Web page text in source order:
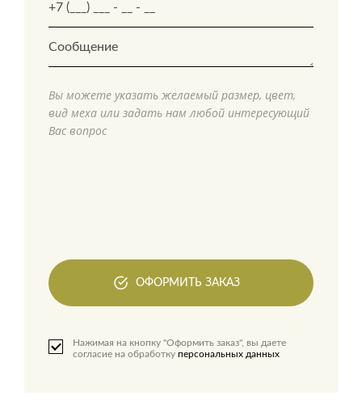
Вы можете указать желаемый размер, цвет,
вид меха или задать нам любой интересующий
Вас вопрос
ОФОРМИТЬ ЗАКАЗ
Нажимая на кнопку "Оформить заказ", вы даете
согласие на обработку персональных данных